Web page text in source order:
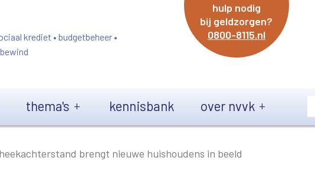
krediet • budgetbeheer •
hulp nodig
bij geldzorgen?
0800-8115.nl
thema's kennisbank over nvvk
brengt nieuwe huishoudens in beeld